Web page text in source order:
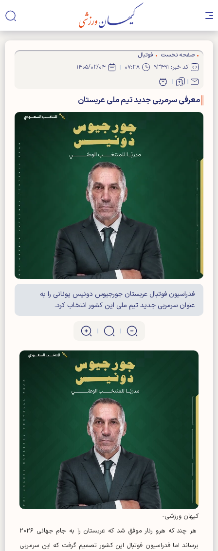
صفحه نخست
فوتبال
کد خبر: ۹۳۴۹۱
۰۷:۳۸ ۱۴۰۵/۰۲/۰۴
معرفی سرمربی جدید تیم ملی عربستان
فدراسیون فوتبال عربستان جورجیوس دونیس یونانی را به
عنوان سرمربی جدید تیم ملی این کشور انتخاب کرد.
کیهان ورزشی-
هر چند که هرو رنار موفق شد که عربستان را به جام جهانی ۲۰۲۶
برساند اما فدراسیون فوتبال این کشور تصمیم گرفت که این سرمربی